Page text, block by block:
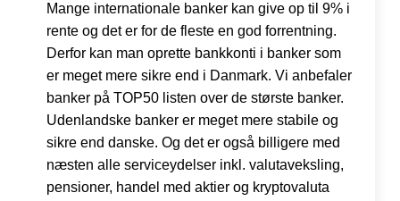
Mange internationale banker kan give op til 9% i
rente og det er for de fleste en god forrentning.
Derfor kan man oprette bankkonti i banker som
er meget mere sikre end i Danmark. Vi anbefaler
banker på TOP50 listen over de største banker.
Udenlandske banker er meget mere stabile og
sikre end danske. Og det er også billigere med
næsten alle serviceydelser inkl. valutaveksling,
pensioner, handel med aktier og kryptovaluta